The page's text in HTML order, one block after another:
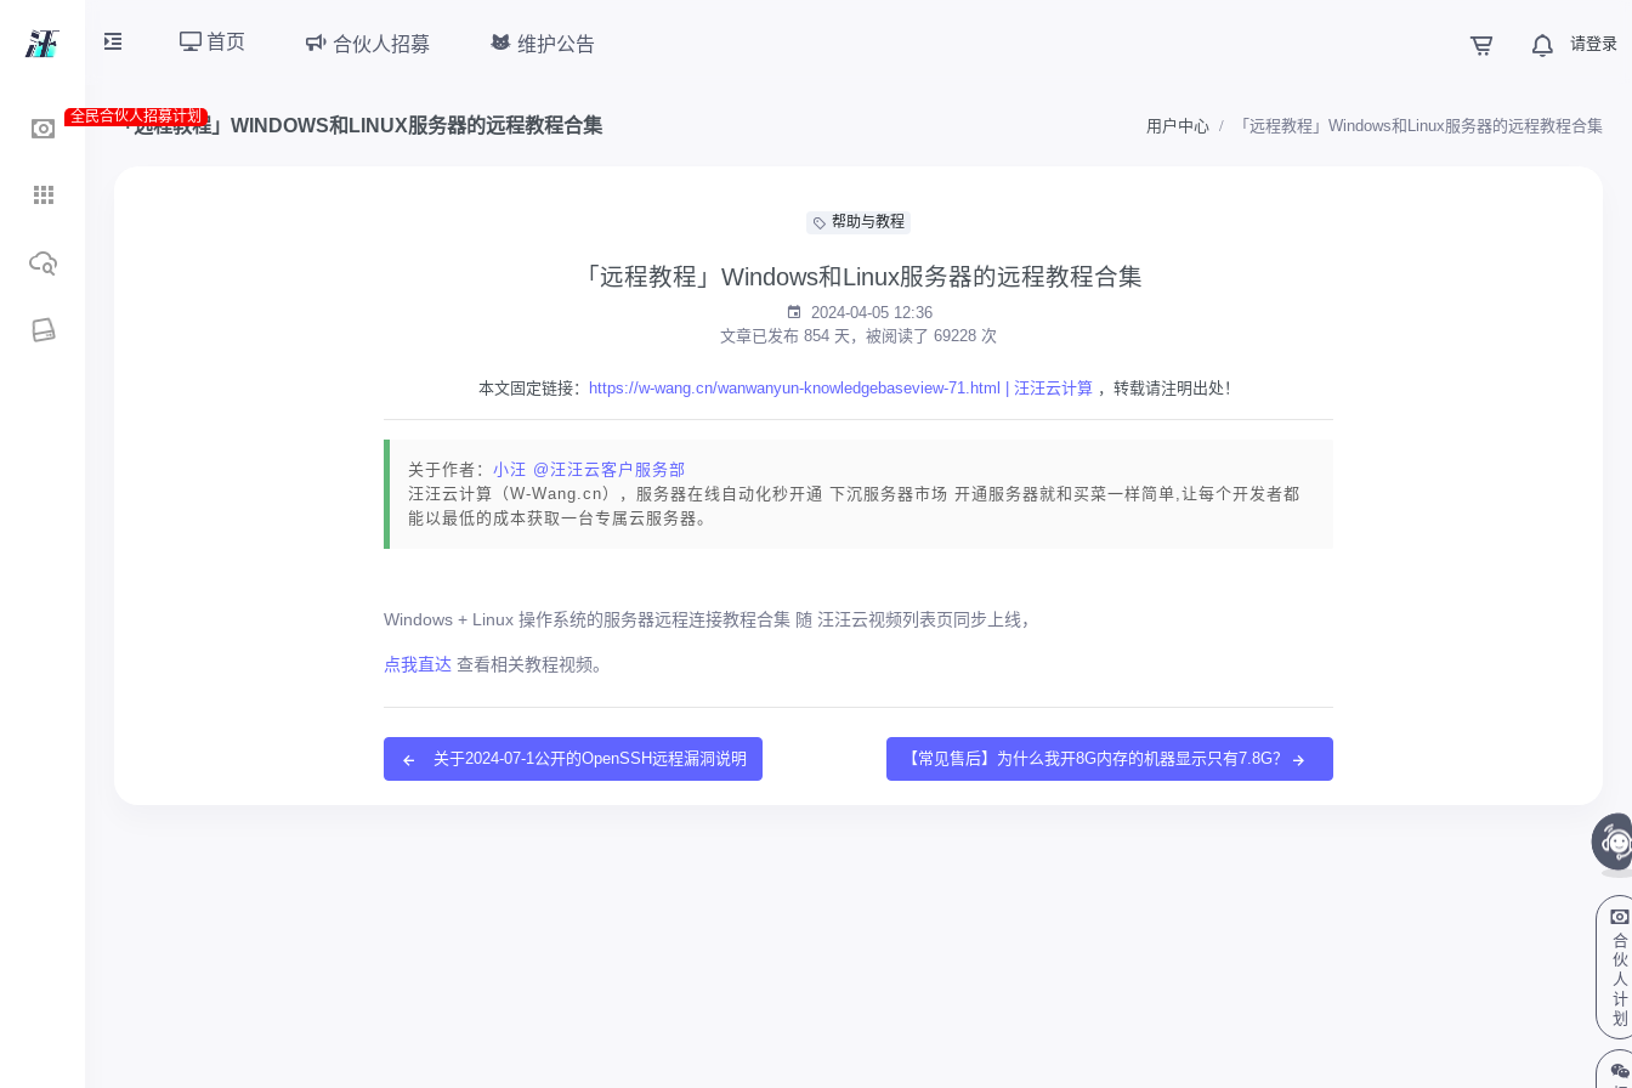
首页 合伙人招募 维护公告 请登录
全民合伙人招募计划
「远程教程」WINDOWS和LINUX服务器的远程教程合集 用户中心 「远程教程」Windows和Linux服务器的远程教程合集
帮助与教程
「远程教程」Windows和Linux服务器的远程教程合集
2024-04-05 12:36
文章已发布 854 天，被阅读了 69228 次
本文固定链接： https://w-wang.cn/wanwanyun-knowledgebaseview-71.html | 汪汪云计算，转载请注明出处！
关于作者： 小汪 @汪汪云客户服务部
汪汪云计算（W-Wang.cn），服务器在线自动化秒开通 下沉服务器市场 开通服务器就和买菜一样简单,让每个开发者都
能以最低的成本获取一台专属云服务器。
Windows + Linux 操作系统的服务器远程连接教程合集 随 汪汪云视频列表页同步上线，
点我直达查看相关教程视频。
关于2024-07-1公开的OpenSSH远程漏洞说明 【常见售后】为什么我开8G内存的机器显示只有7.8G？
合
伙
人
计
划